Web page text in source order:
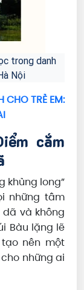
trong danh
Nội
CHO TRẺ EM:
cắm
khủng long”
những tâm
và không
Bàu lặng lẽ
nên một
những ai